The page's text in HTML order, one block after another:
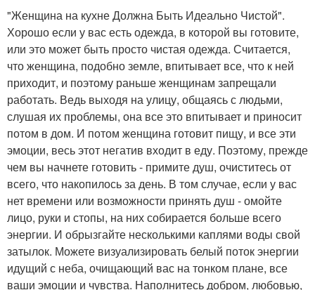
"Женщина на кухне Должна Быть Идеально Чистой".
Хорошо если у вас есть одежда, в которой вы готовите,
или это может быть просто чистая одежда. Считается,
что женщина, подобно земле, впитывает все, что к ней
приходит, и поэтому раньше женщинам запрещали
работать. Ведь выходя на улицу, общаясь с людьми,
слушая их проблемы, она все это впитывает и приносит
потом в дом. И потом женщина готовит пищу, и все эти
эмоции, весь этот негатив входит в еду. Поэтому, прежде
чем вы начнете готовить - примите душ, очиститесь от
всего, что накопилось за день. В том случае, если у вас
нет времени или возможности принять душ - омойте
лицо, руки и стопы, на них собирается больше всего
энергии. И обрызгайте несколькими каплями воды свой
затылок. Можете визуализировать белый поток энергии
идущий с неба, очищающий вас на тонком плане, все
ваши эмоции и чувства. Наполнитесь добром, любовью,